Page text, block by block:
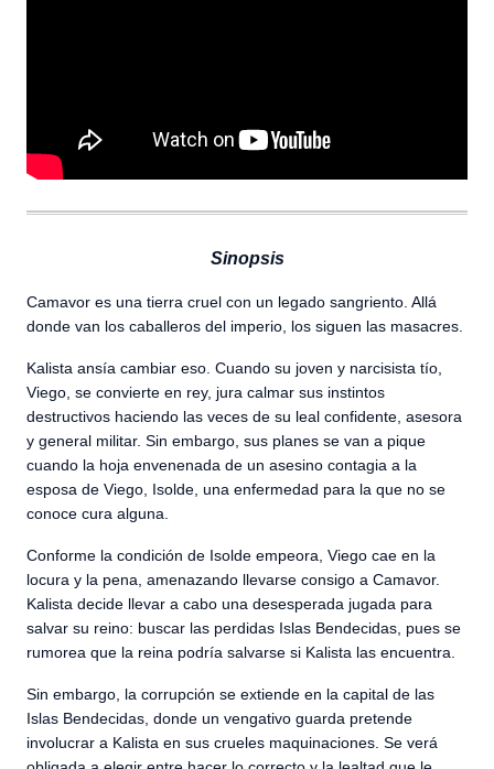
Sinopsis
Camavor es una tierra cruel con un legado sangriento. Allá
donde van los caballeros del imperio, los siguen las masacres.
Kalista ansía cambiar eso. Cuando su joven y narcisista tío,
Viego, se convierte en rey, jura calmar sus instintos
destructivos haciendo las veces de su leal confidente, asesora
y general militar. Sin embargo, sus planes se van a pique
cuando la hoja envenenada de un asesino contagia a la
esposa de Viego, Isolde, una enfermedad para la que no se
conoce cura alguna.
Conforme la condición de Isolde empeora, Viego cae en la
locura y la pena, amenazando llevarse consigo a Camavor.
Kalista decide llevar a cabo una desesperada jugada para
salvar su reino: buscar las perdidas Islas Bendecidas, pues se
rumorea que la reina podría salvarse si Kalista las encuentra.
Sin embargo, la corrupción se extiende en la capital de las
Islas Bendecidas, donde un vengativo guarda pretende
involucrar a Kalista en sus crueles maquinaciones. Se verá